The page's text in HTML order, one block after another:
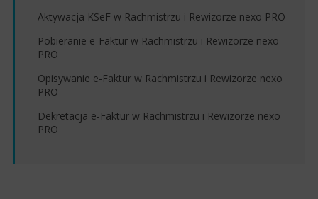
Aktywacja KSeF w Rachmistrzu i Rewizorze nexo PRO
Pobieranie e-Faktur w Rachmistrzu i Rewizorze nexo
PRO
Opisywanie e-Faktur w Rachmistrzu i Rewizorze nexo
PRO
Dekretacja e-Faktur w Rachmistrzu i Rewizorze nexo
PRO